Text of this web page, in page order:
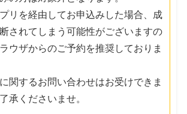
リを経由してお申込みした場合、成
されてしまう可能性がございますの
ウザからのご予約を推奨しておりま
関するお問い合わせはお受けできま
承くださいませ。